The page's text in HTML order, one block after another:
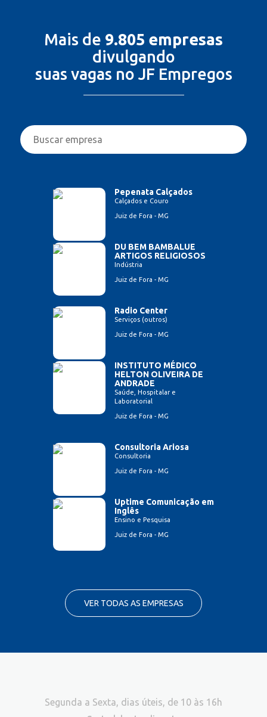
Mais de 9.805 empresas
divulgando
suas vagas no JF Empregos
Pepenata Calçados
Calçados e Couro
Juiz de Fora - MG
DU BEM BAMBALUE
ARTIGOS RELIGIOSOS
Indústria
Juiz de Fora - MG
Radio Center
Serviços (outros)
Juiz de Fora - MG
INSTITUTO MÉDICO
HELTON OLIVEIRA DE
ANDRADE
Saúde, Hospitalar e
Laboratorial
Juiz de Fora - MG
Consultoria Ariosa
Consultoria
Juiz de Fora - MG
Uptime Comunicação em
Inglês
Ensino e Pesquisa
Juiz de Fora - MG
VER TODAS AS EMPRESAS
Segunda a Sexta, dias úteis, de 10 às 16h